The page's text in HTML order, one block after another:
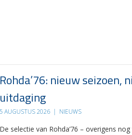
Rohda’76: nieuw seizoen,
uitdaging
5 AUGUSTUS 2026 | NIEUWS
De selectie van Rohda’76 – overigens